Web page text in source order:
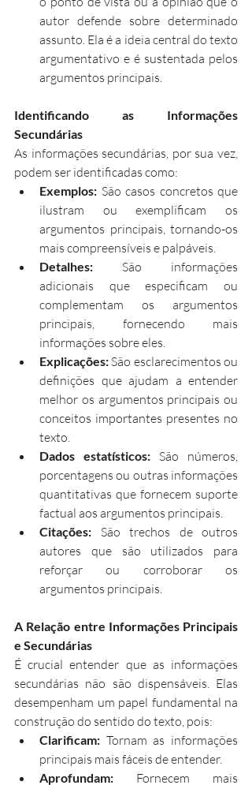
autor defende sobre determinado
assunto. Ela é a ideia central do texto
argumentativo e é sustentada pelos
argumentos principais.
Identificando as Informações
Secundárias
As informações secundárias, por sua vez,
podem ser identificadas como:
Exemplos: São casos concretos que
ilustram ou exemplificam os
argumentos principais, tornando-os
mais compreensíveis e palpáveis.
Detalhes: São informações
adicionais que especificam ou
complementam os argumentos
principais, fornecendo mais
informações sobre eles.
Explicações: São esclarecimentos ou
definições que ajudam a entender
melhor os argumentos principais ou
conceitos importantes presentes no
texto.
Dados estatísticos: São números,
porcentagens ou outras informações
quantitativas que fornecem suporte
factual aos argumentos principais.
Citações: São trechos de outros
autores que são utilizados para
reforçar ou corroborar os
argumentos principais.
A Relação entre Informações Principais
e Secundárias
É crucial entender que as informações
secundárias não são dispensáveis. Elas
desempenham um papel fundamental na
construção do sentido do texto, pois:
Clarificam: Tornam as informações
principais mais fáceis de entender.
Aprofundam: Fornecem mais